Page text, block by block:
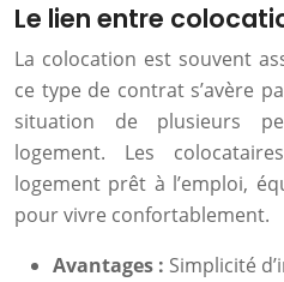
Le lien entre
La colocation est souvent
ce type de contrat s’avère
situation de plusieurs
logement. Les
logement prêt à l’emploi,
pour vivre confortablement.
Avantages : Simplicité